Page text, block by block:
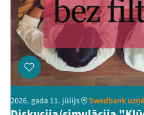
2026. gada 11. jūlijs Swedbank